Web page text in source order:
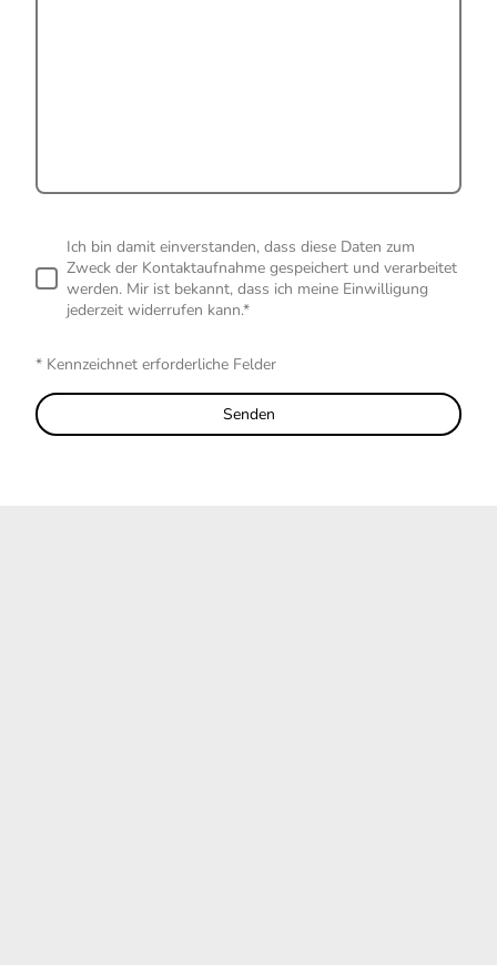
Ich bin damit einverstanden, dass diese Daten zum
Zweck der Kontaktaufnahme gespeichert und verarbeitet
werden. Mir ist bekannt, dass ich meine Einwilligung
jederzeit widerrufen kann.*
* Kennzeichnet erforderliche Felder
Senden